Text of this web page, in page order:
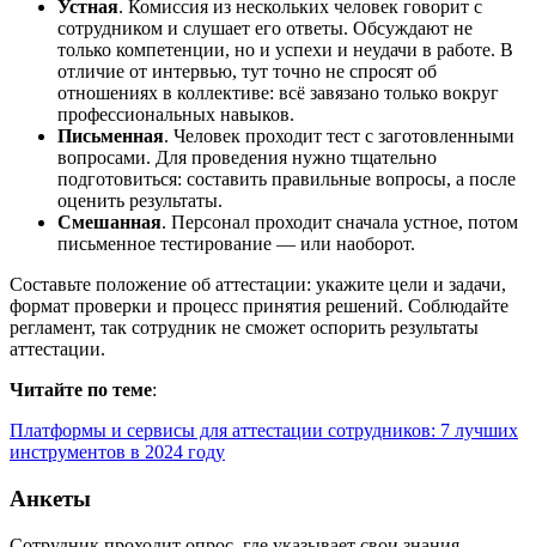
Устная. Комиссия из нескольких человек говорит с
сотрудником и слушает его ответы. Обсуждают не
только компетенции, но и успехи и неудачи в работе. В
отличие от интервью, тут точно не спросят об
отношениях в коллективе: всё завязано только вокруг
профессиональных навыков.
Письменная. Человек проходит тест с заготовленными
вопросами. Для проведения нужно тщательно
подготовиться: составить правильные вопросы, а после
оценить результаты.
Смешанная. Персонал проходит сначала устное, потом
письменное тестирование — или наоборот.
Составьте положение об аттестации: укажите цели и задачи,
формат проверки и процесс принятия решений. Соблюдайте
регламент, так сотрудник не сможет оспорить результаты
аттестации.
Читайте по теме:
Платформы и сервисы для аттестации сотрудников: 7 лучших
инструментов в 2024 году
Анкеты